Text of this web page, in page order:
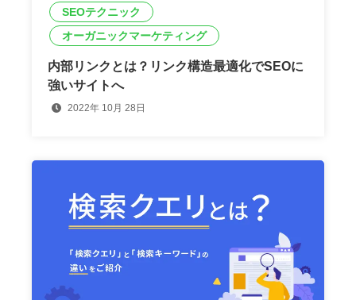
SEOテクニック
オーガニックマーケティング
内部リンクとは？リンク構造最適化でSEOに
強いサイトへ
2022年 10月 28日